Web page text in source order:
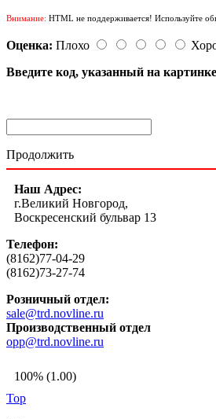
Внимание: HTML не поддерживается! Используйте
Оценка: Плохо
Введите код, указанный на
Продолжить
Наш Адрес:
г.Великий Новгород,
Воскресенский бульвар 13
Телефон:
(8162)77-04-29
(8162)73-27-74
Розничный отдел:
sale@trd.novline.ru
Производственный отдел
opp@trd.novline.ru
100% (1.00)
Top